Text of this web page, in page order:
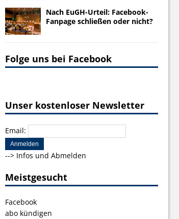
Nach EuGH-Urteil: Facebook-
Fanpage schließen oder nicht?
Folge uns bei Facebook
Unser kostenloser Newsletter
Email:
--> Infos und Abmelden
Meistgesucht
Facebook
abo kündigen